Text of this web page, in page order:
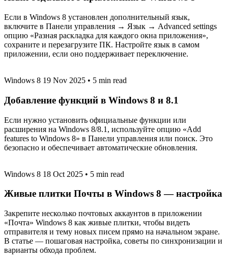
Если в Windows 8 установлен дополнительный язык,
включите в Панели управления → Язык → Advanced settings
опцию «Разная раскладка для каждого окна приложения»,
сохраните и перезагрузите ПК. Настройте язык в самом
приложении, если оно поддерживает переключение.
Windows 8 19 Nov 2025 • 5 min read
Добавление функций в Windows 8 и 8.1
Если нужно установить официальные функции или
расширения на Windows 8/8.1, используйте опцию «Add
features to Windows 8» в Панели управления или поиск. Это
безопасно и обеспечивает автоматические обновления.
Windows 8 18 Oct 2025 • 5 min read
Живые плитки Почты в Windows 8 — настройка
Закрепите несколько почтовых аккаунтов в приложении
«Почта» Windows 8 как живые плитки, чтобы видеть
отправителя и тему новых писем прямо на начальном экране.
В статье — пошаговая настройка, советы по синхронизации и
варианты обхода проблем.